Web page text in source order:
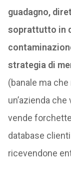
guadagno,
soprattutto in
strategia di
(banale ma
un’azienda
vende
database
ricevendone